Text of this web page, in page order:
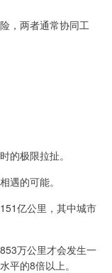
，两者通常协同工
的极限拉扯。
遇的可能。
亿公里，其中城市
万公里才会发生一
平的8倍以上。